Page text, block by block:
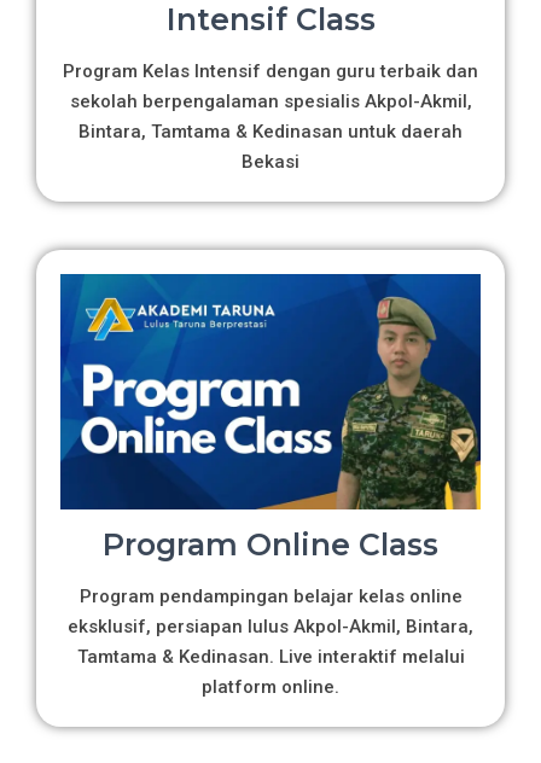
Intensif Class
Program Kelas Intensif dengan guru terbaik dan
sekolah berpengalaman spesialis Akpol-Akmil,
Bintara, Tamtama & Kedinasan untuk daerah
Bekasi
Program Online Class
Program pendampingan belajar kelas online
eksklusif, persiapan lulus Akpol-Akmil, Bintara,
Tamtama & Kedinasan. Live interaktif melalui
platform online.